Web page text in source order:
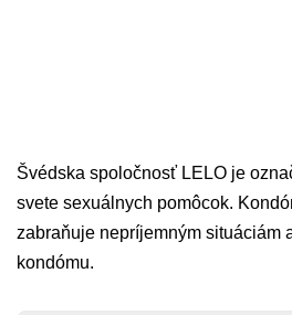
Švédska spoločnosť LELO je
svete sexuálnych pomôcok.
zabraňuje nepríjemným situáciám
kondómu.